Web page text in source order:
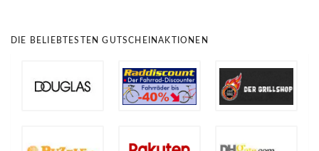
DIE BELIEBTESTEN GUTSCHEINAKTIONEN